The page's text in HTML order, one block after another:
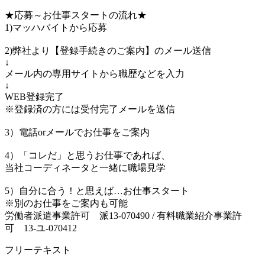
★応募～お仕事スタートの流れ★
1)マッハバイトから応募
2)弊社より【登録手続きのご案内】のメール送信
↓
メール内の専用サイトから職歴などを入力
↓
WEB登録完了
※登録済の方には受付完了メールを送信
3）電話orメールでお仕事をご案内
4）「コレだ」と思うお仕事であれば、
当社コーディネータと一緒に職場見学
5）自分に合う！と思えば…お仕事スタート
※別のお仕事をご案内も可能
労働者派遣事業許可 派13-070490 / 有料職業紹介事業許
可 13-ユ-070412
フリーテキスト